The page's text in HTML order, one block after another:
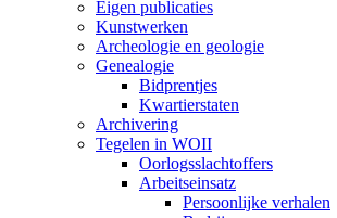
Eigen publicaties
Kunstwerken
Archeologie en geologie
Genealogie
Bidprentjes
Kwartierstaten
Archivering
Tegelen in WOII
Oorlogsslachtoffers
Arbeitseinsatz
Persoonlijke verhalen